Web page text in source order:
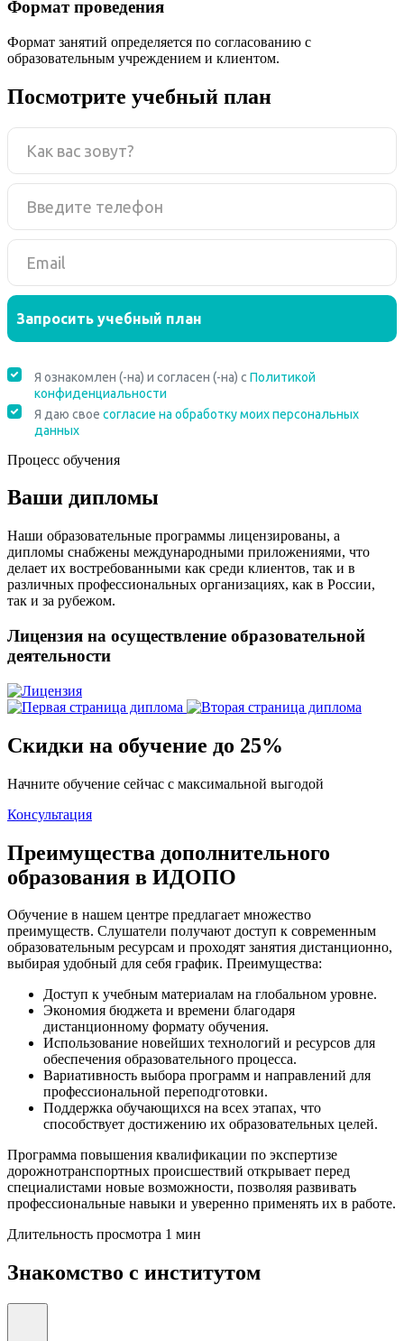
Формат проведения
Формат занятий определяется по согласованию с
образовательным учреждением и клиентом.
Посмотрите учебный план
Процесс обучения
Ваши дипломы
Наши образовательные программы лицензированы, а
дипломы снабжены международными приложениями, что
делает их востребованными как среди клиентов, так и в
различных профессиональных организациях, как в России,
так и за рубежом.
Лицензия на осуществление образовательной
деятельности
Скидки на обучение до 25%
Начните обучение сейчас с максимальной выгодой
Консультация
Преимущества дополнительного
образования в ИДОПО
Обучение в нашем центре предлагает множество
преимуществ. Слушатели получают доступ к современным
образовательным ресурсам и проходят занятия дистанционно,
выбирая удобный для себя график. Преимущества:
Доступ к учебным материалам на глобальном уровне.
Экономия бюджета и времени благодаря
дистанционному формату обучения.
Использование новейших технологий и ресурсов для
обеспечения образовательного процесса.
Вариативность выбора программ и направлений для
профессиональной переподготовки.
Поддержка обучающихся на всех этапах, что
способствует достижению их образовательных целей.
Программа повышения квалификации по экспертизе
дорожнотранспортных происшествий открывает перед
специалистами новые возможности, позволяя развивать
профессиональные навыки и уверенно применять их в работе.
Длительность просмотра 1 мин
Знакомство с институтом